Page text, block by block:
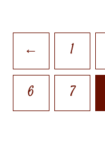
← 1
6 7